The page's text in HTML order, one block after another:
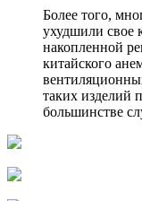
Более того,
ухудшили свое
накопленной
китайского
таких изделий
большинстве